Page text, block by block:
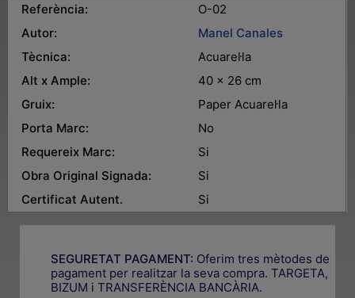
Referència:
O-02
Autor:
Manel Canales
Tècnica:
Acuarel·la
Alt x Ample:
40 x 26 cm
Gruix:
Paper Acuarel·la
Porta Marc:
No
Requereix Marc:
Si
Obra Original Signada:
Si
Certificat Autent.
Si
SEGURETAT PAGAMENT: Oferim tres mètodes de
pagament per realitzar la seva compra. TARGETA,
BIZUM i TRANSFERÈNCIA BANCÀRIA.